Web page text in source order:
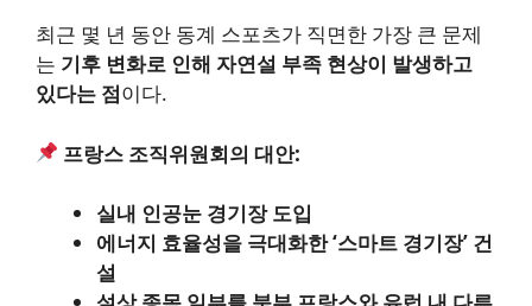
최근 몇 년 동안 동계 스포츠가 직면한 가장 큰 문제
는 기후 변화로 인해 자연설 부족 현상이 발생하고
있다는 점이다.
프랑스 조직위원회의 대안:
실내 인공눈 경기장 도입
에너지 효율성을 극대화한 ‘스마트 경기장’ 건
설